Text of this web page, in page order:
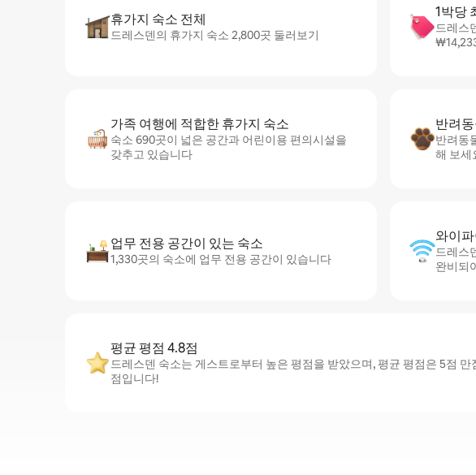
휴가지 숙소 전체
드레스덴의 휴가지 숙소 2,800곳 둘러보기
1박당
드레스
가족 여행에 적합한 휴가지 숙소
숙소 690곳이 넓은 공간과 어린이용 편의시설을
갖추고 있습니다
반려
반려동
해 보세
업무 전용 공간이 있는 숙소
1,330곳의 숙소에 업무 전용 공간이 있습니다
와이
드레스
완비되
평균 평점 4.8점
드레스덴 숙소는 게스트로부터 높은 평점을 받았으며, 평균 평점은 5점 만
점입니다!